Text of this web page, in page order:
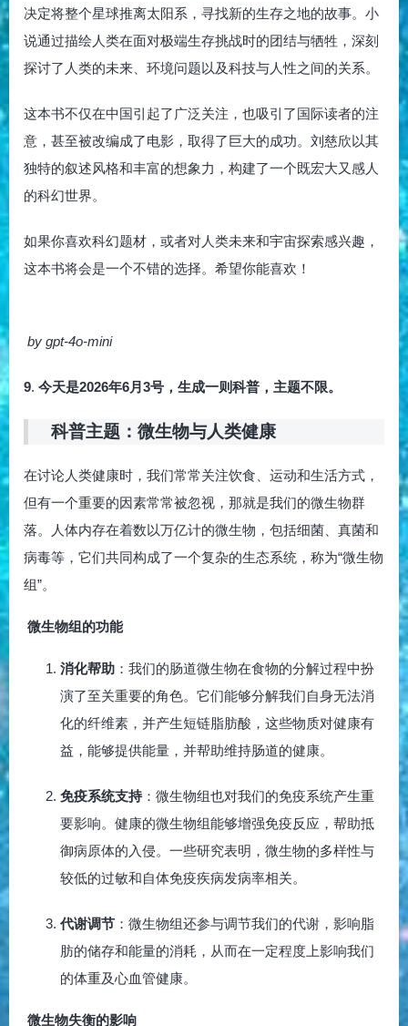
决定将整个星球推离太阳系，寻找新的生存之地的故事。小
说通过描绘人类在面对极端生存挑战时的团结与牺牲，深刻
探讨了人类的未来、环境问题以及科技与人性之间的关系。
这本书不仅在中国引起了广泛关注，也吸引了国际读者的注
意，甚至被改编成了电影，取得了巨大的成功。刘慈欣以其
独特的叙述风格和丰富的想象力，构建了一个既宏大又感人
的科幻世界。
如果你喜欢科幻题材，或者对人类未来和宇宙探索感兴趣，
这本书将会是一个不错的选择。希望你能喜欢！
by gpt-4o-mini
9. 今天是2026年6月3号，生成一则科普，主题不限。
科普主题：微生物与人类健康
在讨论人类健康时，我们常常关注饮食、运动和生活方式，
但有一个重要的因素常常被忽视，那就是我们的微生物群
落。人体内存在着数以万亿计的微生物，包括细菌、真菌和
病毒等，它们共同构成了一个复杂的生态系统，称为“微生物
组”。
微生物组的功能
消化帮助 ：我们的肠道微生物在食物的分解过程中扮
演了至关重要的角色。它们能够分解我们自身无法消
化的纤维素，并产生短链脂肪酸，这些物质对健康有
益，能够提供能量，并帮助维持肠道的健康。
免疫系统支持：微生物组也对我们的免疫系统产生重
要影响。健康的微生物组能够增强免疫反应，帮助抵
御病原体的入侵。一些研究表明，微生物的多样性与
较低的过敏和自体免疫疾病发病率相关。
代谢调节 ：微生物组还参与调节我们的代谢，影响脂
肪的储存和能量的消耗，从而在一定程度上影响我们
的体重及心血管健康。
微生物失衡的影响